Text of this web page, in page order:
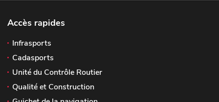
Accès rapides
Infrasports
Cadasports
Unité du Contrôle Routier
Qualité et Construction